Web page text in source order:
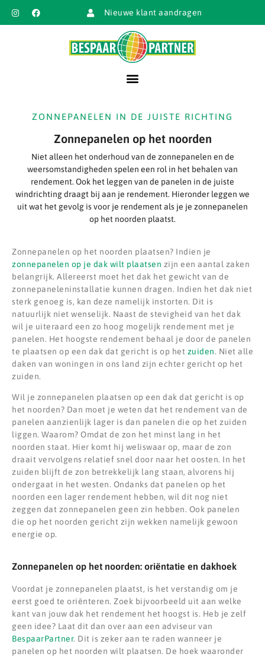
Nieuwe klant aandragen
ZONNEPANELEN IN DE JUISTE RICHTING
Zonnepanelen op het noorden
Niet alleen het onderhoud van de zonnepanelen en de
weersomstandigheden spelen een rol in het behalen van
rendement. Ook het leggen van de panelen in de juiste
windrichting draagt bij aan je rendement. Hieronder leggen we
uit wat het gevolg is voor je rendement als je je zonnepanelen
op het noorden plaatst.
Zonnepanelen op het noorden plaatsen? Indien je
zonnepanelen op je dak wilt plaatsen zijn een aantal zaken
belangrijk. Allereerst moet het dak het gewicht van de
zonnepaneleninstallatie kunnen dragen. Indien het dak niet
sterk genoeg is, kan deze namelijk instorten. Dit is
natuurlijk niet wenselijk. Naast de stevigheid van het dak
wil je uiteraard een zo hoog mogelijk rendement met je
panelen. Het hoogste rendement behaal je door de panelen
te plaatsen op een dak dat gericht is op het zuiden. Niet alle
daken van woningen in ons land zijn echter gericht op het
zuiden.
Wil je zonnepanelen plaatsen op een dak dat gericht is op
het noorden? Dan moet je weten dat het rendement van de
panelen aanzienlijk lager is dan panelen die op het zuiden
liggen. Waarom? Omdat de zon het minst lang in het
noorden staat. Hier komt hij weliswaar op, maar de zon
draait vervolgens relatief snel door naar het oosten. In het
zuiden blijft de zon betrekkelijk lang staan, alvorens hij
ondergaat in het westen. Ondanks dat panelen op het
noorden een lager rendement hebben, wil dit nog niet
zeggen dat zonnepanelen geen zin hebben. Ook panelen
die op het noorden gericht zijn wekken namelijk gewoon
energie op.
Zonnepanelen op het noorden: oriëntatie en dakhoek
Voordat je zonnepanelen plaatst, is het verstandig om je
eerst goed te oriënteren. Zoek bijvoorbeeld uit aan welke
kant van jouw dak het rendement het hoogst is. Heb je zelf
geen idee? Laat dit dan over aan een adviseur van
BespaarPartner. Dit is zeker aan te raden wanneer je
panelen op het noorden wilt plaatsen. De hoek waaronder